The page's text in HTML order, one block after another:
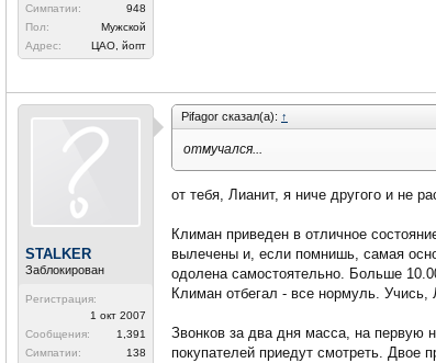
Симпатии:
948
Пол:
Мужской
Адрес:
ЦАО, йопт
STALKER
Заблокирован
Регистрация:
1 окт 2007
Сообщения:
1,391
Симпатии:
138
Pifagor сказал(а): ↑
отмучался...
от тебя, Лианит, я ниче другого и не
Климан приведен в отличное
вылечены и, если помнишь, самая
одолена самостоятельно. Больше
Климан отбегал - все нормуль. Учись,
Звонков за два дня масса, на первую
покупателей приедут смотреть. Двое